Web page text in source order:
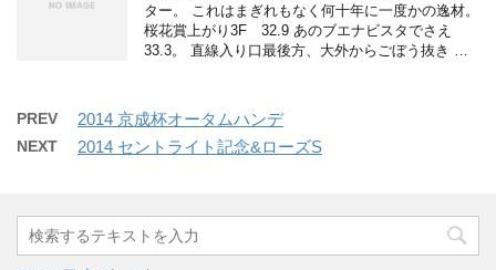
ター。 これはまぎれもなく何十年に一度かの逸材。
桜花賞上がり3F 32.9 あのブエナビスタでさえ
33.3。 直線入り口最後方、大外からごぼう抜き …
PREV 2014 京成杯オータムハンデ
NEXT 2014 セントライト記念&ローズS